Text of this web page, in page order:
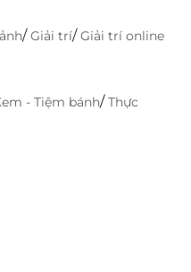
chuyên nghiệp nhiệt
đến
/Giải trí/Giải trí online
- Tiệm bánh/Thực